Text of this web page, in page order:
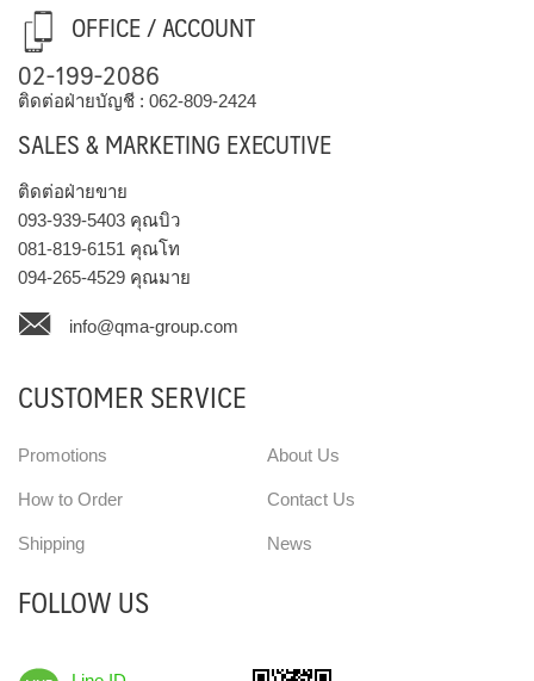
OFFICE / ACCOUNT
02-199-2086
ติดต่อฝ่ายบัญชี : 062-809-2424
SALES & MARKETING EXECUTIVE
ติดต่อฝ่ายขาย
093-939-5403 คุณบิว
081-819-6151 คุณโท
094-265-4529 คุณมาย
info@qma-group.com
CUSTOMER SERVICE
Promotions
How to Order
Shipping
About Us
Contact Us
News
FOLLOW US